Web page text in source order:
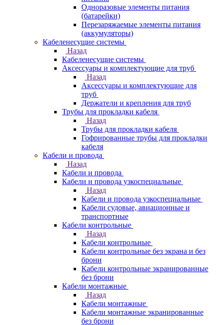
Одноразовые элементы питания
(батарейки)
Перезаряжаемые элементы питания
(аккумуляторы)
Кабеленесущие системы
Назад
Кабеленесущие системы
Аксессуары и комплектующие для труб
Назад
Аксессуары и комплектующие для
труб
Держатели и крепления для труб
Трубы для прокладки кабеля
Назад
Трубы для прокладки кабеля
Гофрированные трубы для прокладки
кабеля
Кабели и провода
Назад
Кабели и провода
Кабели и провода узкоспециальные
Назад
Кабели и провода узкоспециальные
Кабели судовые, авиационные и
транспортные
Кабели контрольные
Назад
Кабели контрольные
Кабели контрольные без экрана и без
брони
Кабели контрольные экранированные
без брони
Кабели монтажные
Назад
Кабели монтажные
Кабели монтажные экранированные
без брони